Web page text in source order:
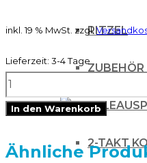
RITZEL
ZUBEHÖR
2-TAKT
inkl. 19 % MwSt. zzgl.
Lieferzeit: 3-4 Tage
RTechmx
Kotflügel
KXF
In den Warenkorb
Ähnliche